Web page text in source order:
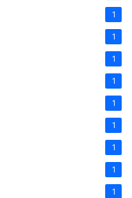
1
1
1
1
1
1
1
1
1